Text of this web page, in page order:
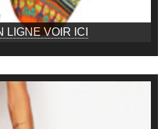
LIGNE VOIR ICI